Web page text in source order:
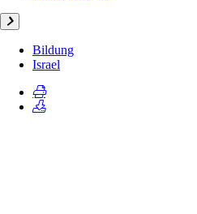
Bildung
Israel